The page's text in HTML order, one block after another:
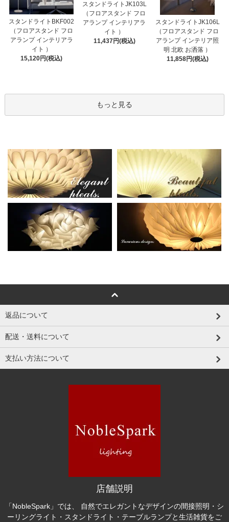
スタンドライトBKF002
（フロアスタンド フロ
アランプ インテリアラ
イト ）
15,120円(税込)
スタンドライトJK103L
（フロアスタンド フロ
アランプ インテリアラ
イト ）
11,437円(税込)
スタンドライトJK106L
（フロアスタンド フロ
アランプ インテリア照
明 北欧 お洒落 ）
11,858円(税込)
もっと見る
返品について
配送・送料について
支払い方法について
店舗説明
「NobleSpark」では、 自然でエレガントなデザインの間接照明・シ
ーリングライト・スタンドライト・テーブルランプと生活雑貨をご